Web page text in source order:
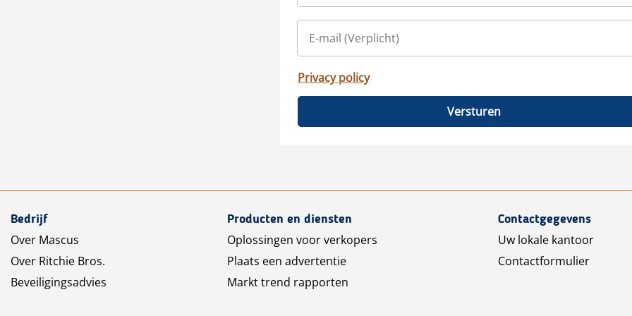
Privacy policy
Versturen
Bedrijf
Over Mascus
Over Ritchie Bros.
Beveiligingsadvies
Producten en diensten
Oplossingen voor verkopers
Plaats een advertentie
Markt trend rapporten
Contactgegevens
Uw lokale kantoor
Contactformulier